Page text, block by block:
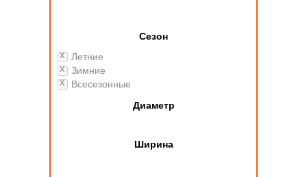
Сезон
Летние
Зимние
Всесезонные
Диаметр
Ширина